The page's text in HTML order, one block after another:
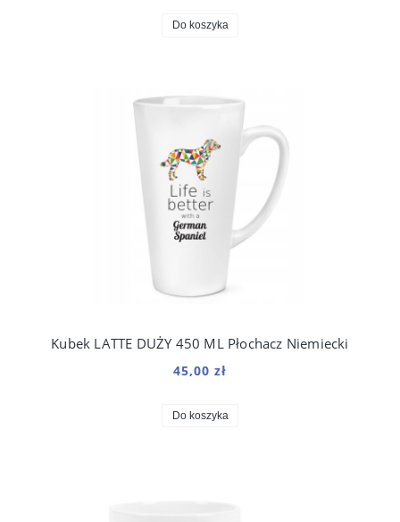
Do koszyka
Kubek LATTE DUŻY 450 ML Płochacz Niemiecki
45,00 zł
Do koszyka